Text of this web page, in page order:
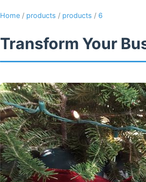
Home / products / products / 6
Transform Your